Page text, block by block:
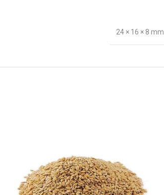
24 × 16 × 8 mm